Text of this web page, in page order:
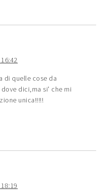
di quelle cose da
dici,ma si' che mi
unica!!!!!